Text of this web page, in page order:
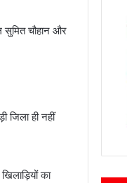
सुमित चौहान और
जिला ही नहीं
का